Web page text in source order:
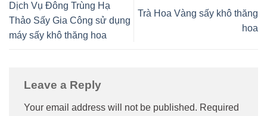
Dịch Vụ Đông Trùng Hạ
Thảo Sấy Gia Công sử dụng
máy sấy khô thăng hoa
Trà Hoa Vàng sấy khô thăng
hoa
Leave a Reply
Your email address will not be published. Required